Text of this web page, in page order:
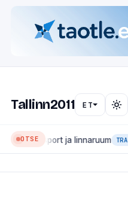
Tallinn2011 ET
OTSEja linnaruum TRANSPORT